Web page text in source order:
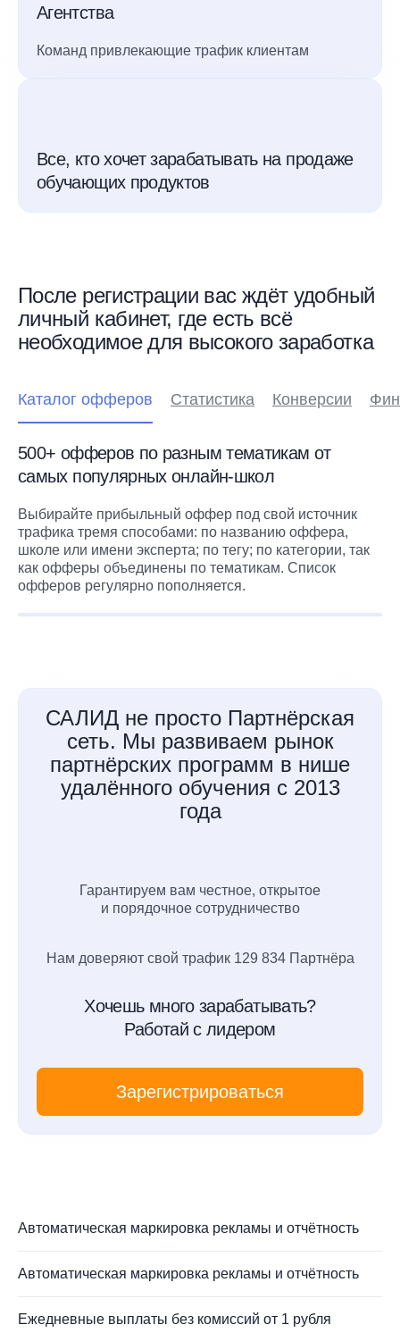
Агентства
Команд привлекающие трафик клиентам
Все, кто хочет зарабатывать на продаже
обучающих продуктов
После регистрации вас ждёт удобный
личный кабинет, где есть всё
необходимое для высокого заработка
Каталог офферов Статистика Конверсии
500+ офферов по разным тематикам от
самых популярных онлайн-школ
Выбирайте прибыльный оффер под свой источник
трафика тремя способами: по названию оффера,
школе или имени эксперта; по тегу; по категории, так
как офферы объединены по тематикам. Список
офферов регулярно пополняется.
САЛИД не просто Партнёрская
сеть. Мы развиваем рынок
партнёрских программ в нише
удалённого обучения с 2013
года
Гарантируем вам честное, открытое
и порядочное сотрудничество
Нам доверяют свой трафик 129 834 Партнёра
Хочешь много зарабатывать?
Работай с лидером
Зарегистрироваться
Автоматическая маркировка рекламы и отчётность
Автоматическая маркировка рекламы и отчётность
Ежедневные выплаты без комиссий от 1 рубля